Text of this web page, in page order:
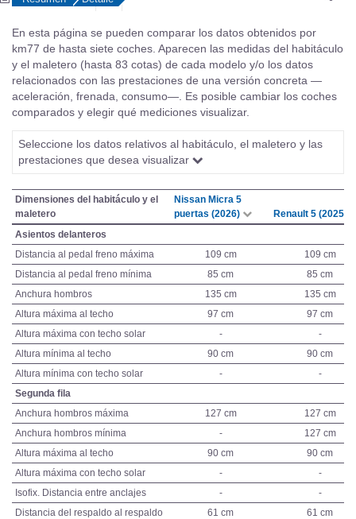
En esta página se pueden comparar los datos obtenidos por
km77 de hasta siete coches. Aparecen las medidas del habitáculo
y el maletero (hasta 83 cotas) de cada modelo y/o los datos
relacionados con las prestaciones de una versión concreta —
aceleración, frenada, consumo—. Es posible cambiar los coches
comparados y elegir qué mediciones visualizar.
Seleccione los datos relativos al habitáculo, el maletero y las
prestaciones que desea visualizar
Dimensiones del habitáculo y el
maletero
Nissan Micra 5
puertas (2026)
Renault 5 (2025)
Asientos delanteros
Distancia al pedal freno máxima
109 cm
109 cm
Distancia al pedal freno mínima
85 cm
85 cm
Anchura hombros
135 cm
135 cm
Altura máxima al techo
97 cm
97 cm
Altura máxima con techo solar
-
-
Altura mínima al techo
90 cm
90 cm
Altura mínima con techo solar
-
-
Segunda fila
Anchura hombros máxima
127 cm
127 cm
Anchura hombros mínima
-
127 cm
Altura máxima al techo
90 cm
90 cm
Altura máxima con techo solar
-
-
Isofix. Distancia entre anclajes
-
-
Distancia del respaldo al respaldo
61 cm 61 cm